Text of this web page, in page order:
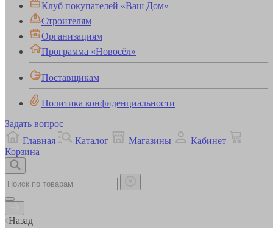
Клуб покупателей «Ваш Дом»
Строителям
Организациям
Программа «Новосёл»
Поставщикам
Политика конфиденциальности
Задать вопрос
Главная
Каталог Магазины
Кабинет
Корзина
Назад